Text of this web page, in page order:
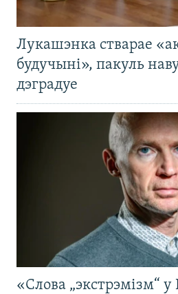
Лукашэнка стварае
будучыні», пакуль
дэградуе
«Слова „экстрэмізм“ у